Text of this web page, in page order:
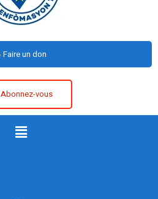
Faire un don
Abonnez-vous